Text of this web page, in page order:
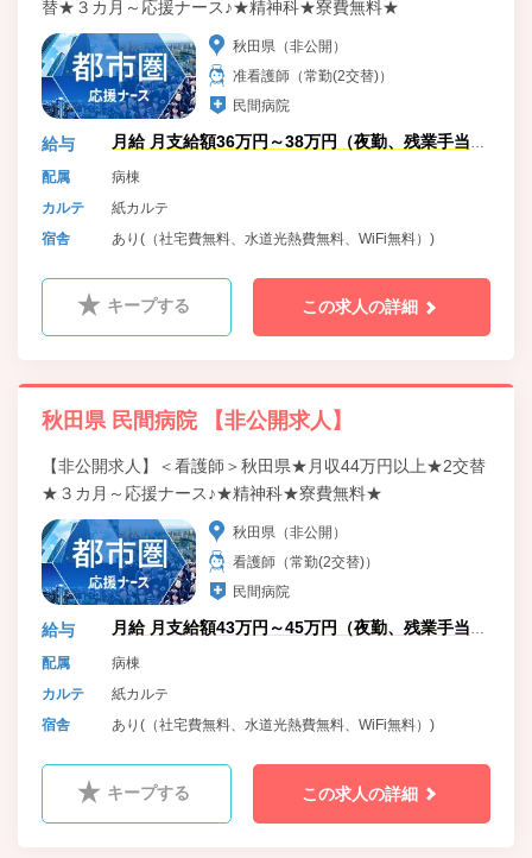
替★３カ月～応援ナース♪★精神科★寮費無料★
秋田県（非公開）
准看護師（常勤(2交替)）
民間病院
給与
月給 月支給額36万円～38万円（夜勤、残業手当
含）
配属
病棟
カルテ
紙カルテ
宿舎
あり(（社宅費無料、水道光熱費無料、WiFi無料）)
キープする この求人の詳細
秋田県 民間病院 【非公開求人】
【非公開求人】＜看護師＞秋田県★月収44万円以上★2交替
★３カ月～応援ナース♪★精神科★寮費無料★
秋田県（非公開）
看護師（常勤(2交替)）
民間病院
給与
月給 月支給額43万円～45万円（夜勤、残業手当
含）
配属
病棟
カルテ
紙カルテ
宿舎
あり(（社宅費無料、水道光熱費無料、WiFi無料）)
キープする この求人の詳細